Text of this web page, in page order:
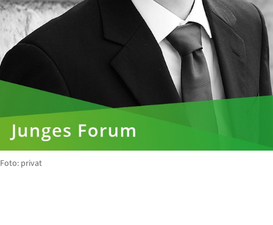
Foto: privat